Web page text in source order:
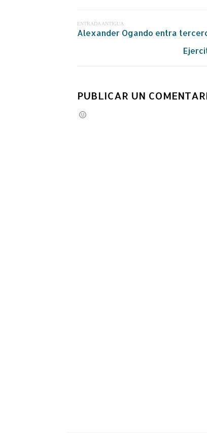
ENTRADA ANTIGUA
Alexander Ogando entra
PUBLICAR UN